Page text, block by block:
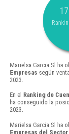
Marielsa Garcia Sl ha
Empresas según
2023.
En el Ranking de
ha conseguido la
2023.
Marielsa Garcia Sl ha
Empresas del